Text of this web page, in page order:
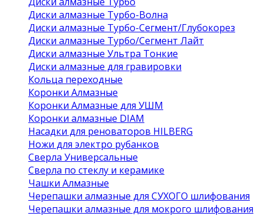
Диски алмазные Турбо-Волна
Диски алмазные Турбо-Сегмент/Глубокорез
Диски алмазные Турбо/Сегмент Лайт
Диски алмазные Ультра Тонкие
Диски алмазные для гравировки
Кольца переходные
Коронки Алмазные
Коронки Алмазные для УШМ
Коронки алмазные DIAM
Насадки для реноваторов HILBERG
Ножи для электро рубанков
Сверла Универсальные
Сверла по стеклу и керамике
Чашки Алмазные
Черепашки алмазные для СУХОГО шлифования
Черепашки алмазные для мокрого шлифования